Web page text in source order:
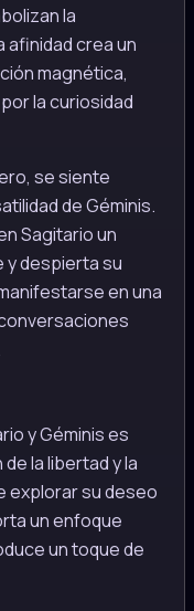
la
afinidad crea un
magnética,
la curiosidad
se siente
de Géminis.
Sagitario un
y despierta su
en una
y Géminis es
la libertad y la
explorar su deseo
un enfoque
un toque de